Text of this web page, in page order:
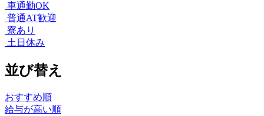
車通勤OK
普通AT歓迎
寮あり
土日休み
並び替え
おすすめ順
給与が高い順